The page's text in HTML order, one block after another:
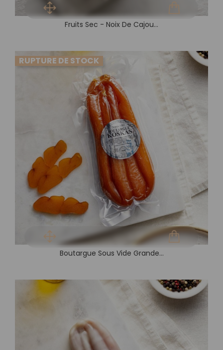
Fruits Sec - Noix De Cajou...
RUPTURE DE STOCK
Boutargue Sous Vide Grande...